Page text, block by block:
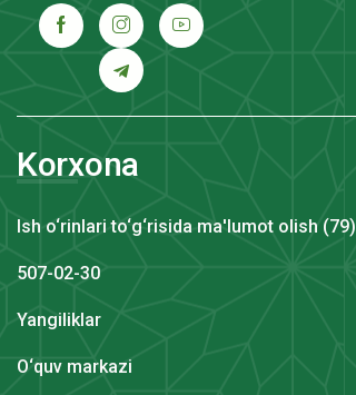
Korxona
Ish o‘rinlari to‘g‘risida ma'lumot olish (79)
507-02-30
Yangiliklar
O‘quv markazi